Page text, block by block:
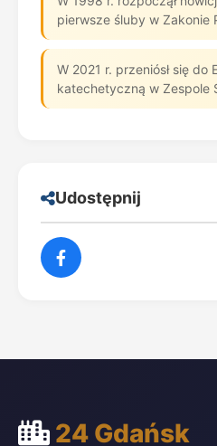
pierwsze śluby w Zakonie
W 2021 r. przeniósł się do
katechetyczną w Zespole
Udostępnij
24 Gdańsk